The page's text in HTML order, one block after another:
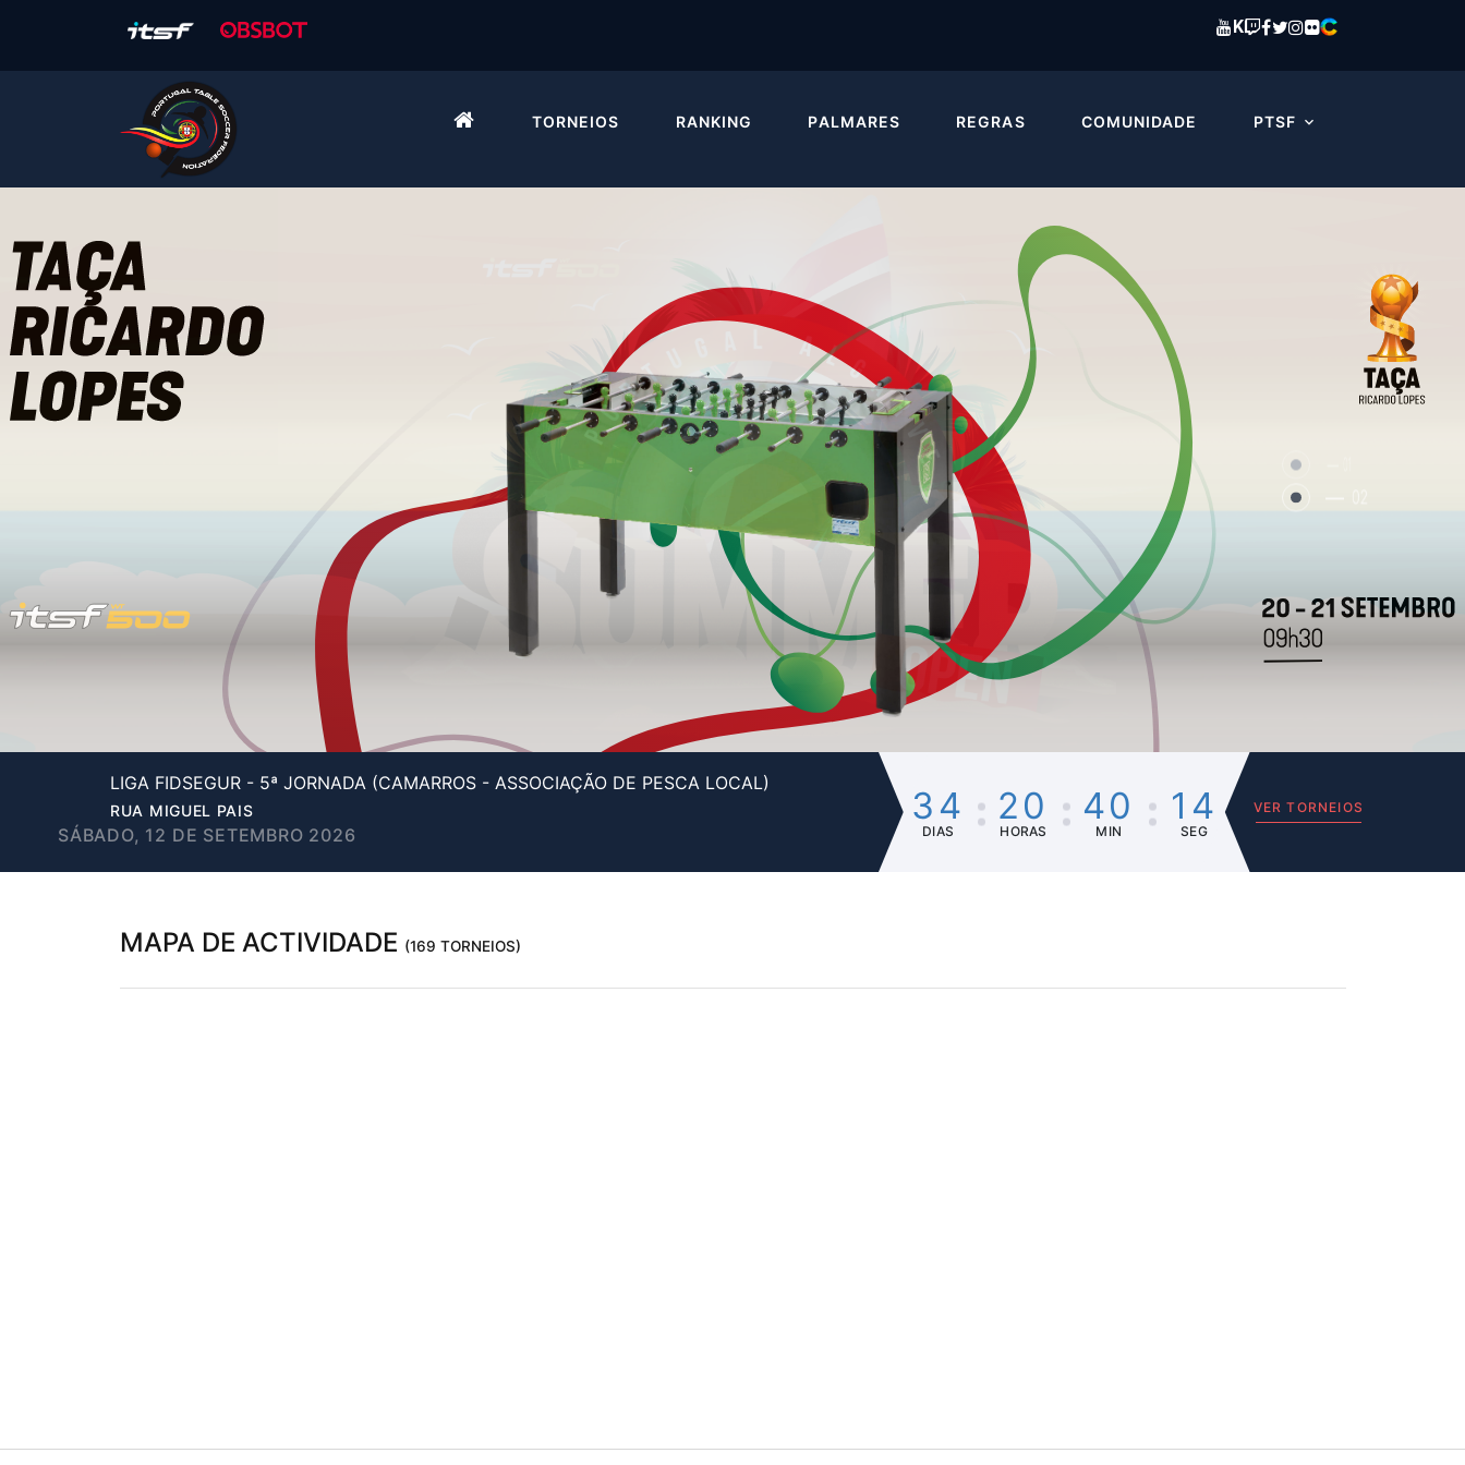
K
TORNEIOS RANKING PALMARES REGRAS COMUNIDADE PTSF
LIGA FIDSEGUR - 5ª JORNADA (CAMARROS - ASSOCIAÇÃO DE PESCA LOCAL)
RUA MIGUEL PAIS
SÁBADO, 12 DE SETEMBRO 2026
34
DIAS
20
HORAS
40
MIN
14
SEG
VER TORNEIOS
MAPA DE ACTIVIDADE (169 TORNEIOS)